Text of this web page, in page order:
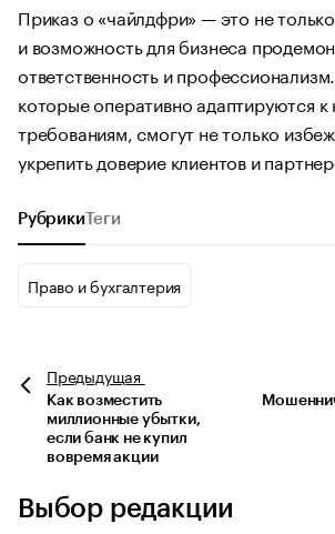
Приказ о «чайлдфри» — это не
и возможность для бизнеса
ответственность и
которые оперативно адаптируются
требованиям, смогут не только
укрепить доверие клиентов и
Рубрики Теги
Право и бухгалтерия
Предыдущая
Как возместить
миллионные убытки,
если банк не купил
вовремя акции
Выбор редакции